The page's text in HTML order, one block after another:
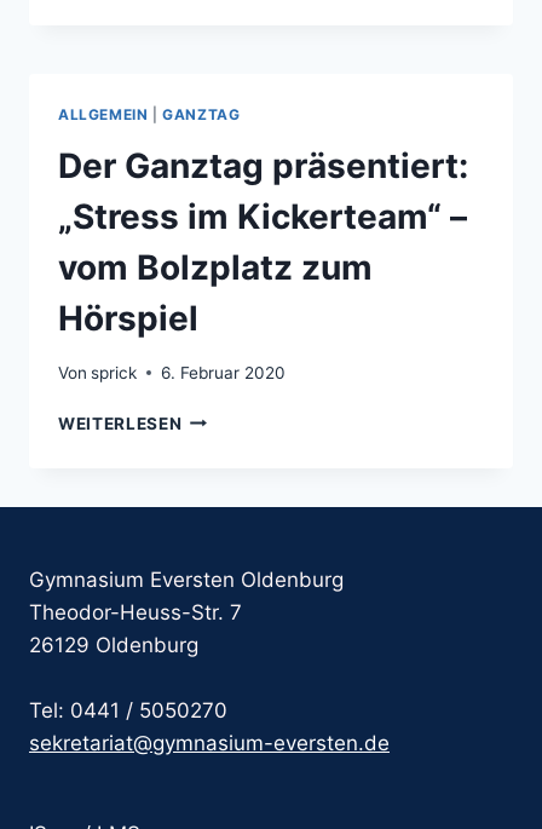
ALLGEMEIN |GANZTAG
Der Ganztag präsentiert:
„Stress im Kickerteam“ –
vom Bolzplatz zum
Hörspiel
Von sprick 6. Februar 2020
WEITERLESENDER
BOLZPLATZ
ZUM
Gymnasium Eversten Oldenburg
Theodor-Heuss-Str. 7
26129 Oldenburg
Tel: 0441 / 5050270
sekretariat@gymnasium-eversten.de